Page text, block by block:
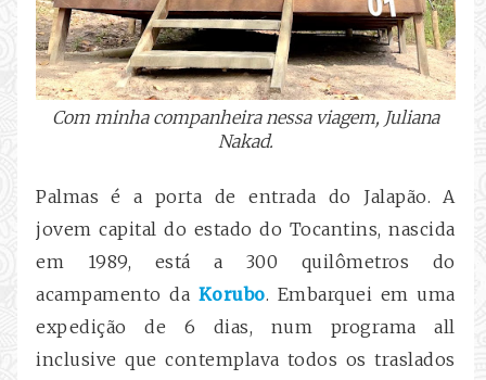
Com minha companheira nessa viagem, Juliana
Nakad.
Palmas é a porta de entrada do Jalapão. A
jovem capital do estado do Tocantins, nascida
em 1989, está a 300 quilômetros do
acampamento da Korubo. Embarquei em uma
expedição de 6 dias, num programa all
inclusive que contemplava todos os traslados